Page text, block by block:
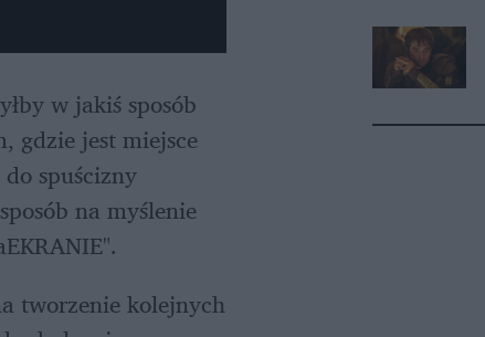
w jakiś sposób
gdzie jest miejsce
spuścizny
na myślenie
tworzenie kolejnych